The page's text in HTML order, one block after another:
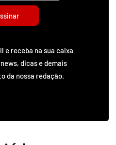
e receba na sua caixa
dicas e demais
da nossa redação.